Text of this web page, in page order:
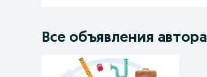
Все объявления автора